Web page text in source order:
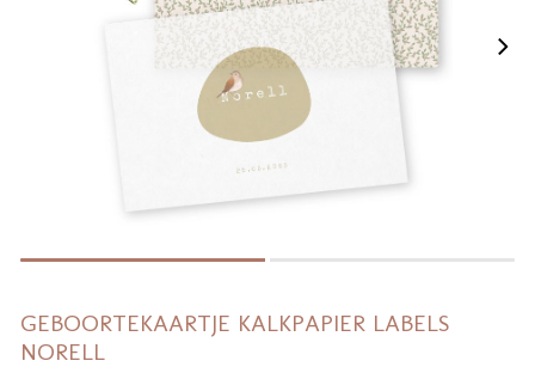
GEBOORTEKAARTJE KALKPAPIER LABELS
NORELL